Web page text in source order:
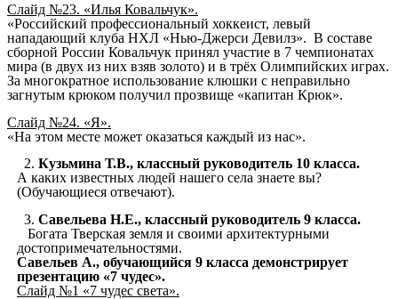
Слайд №23. «Илья Ковальчук».
«Российский профессиональный хоккеист, левый
нападающий клуба НХЛ «Нью-Джерси Девилз». В составе
сборной России Ковальчук принял участие в 7 чемпионатах
мира (в двух из них взяв золото) и в трёх Олимпийских играх.
За многократное использование клюшки с неправильно
загнутым крюком получил прозвище «капитан Крюк».
Слайд №24. «Я».
«На этом месте может оказаться каждый из нас».
Кузьмина Т.В., классный руководитель 10 класса.
А каких известных людей нашего села знаете вы?
(Обучающиеся отвечают).
Савельева Н.Е., классный руководитель 9 класса.
Богата Тверская земля и своими архитектурными
достопримечательностями.
Савельев А., обучающийся 9 класса демонстрирует
презентацию «7 чудес».
Слайд №1 «7 чудес света».